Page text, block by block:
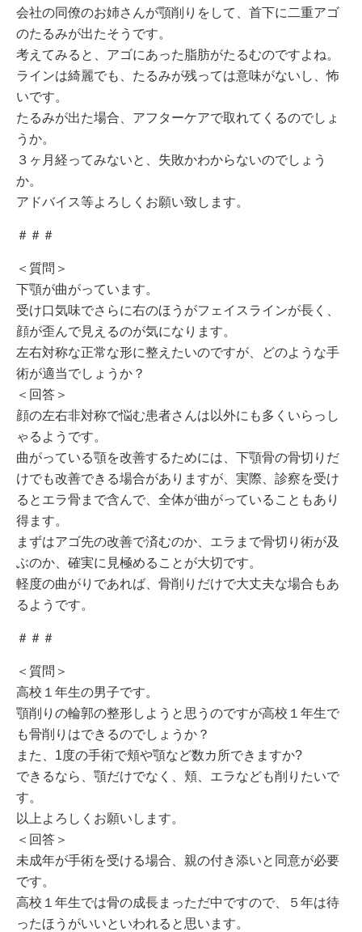
会社の同僚のお姉さんが顎削りをして、首下に二重アゴ
のたるみが出たそうです。
考えてみると、アゴにあった脂肪がたるむのですよね。
ラインは綺麗でも、たるみが残っては意味がないし、怖
いです。
たるみが出た場合、アフターケアで取れてくるのでしょ
うか。
３ヶ月経ってみないと、失敗かわからないのでしょう
か。
アドバイス等よろしくお願い致します。
＃＃＃
＜質問＞
下顎が曲がっています。
受け口気味でさらに右のほうがフェイスラインが長く、
顔が歪んで見えるのが気になります。
左右対称な正常な形に整えたいのですが、どのような手
術が適当でしょうか？
＜回答＞
顔の左右非対称で悩む患者さんは以外にも多くいらっし
ゃるようです。
曲がっている顎を改善するためには、下顎骨の骨切りだ
けでも改善できる場合がありますが、実際、診察を受け
るとエラ骨まで含んで、全体が曲がっていることもあり
得ます。
まずはアゴ先の改善で済むのか、エラまで骨切り術が及
ぶのか、確実に見極めることが大切です。
軽度の曲がりであれば、骨削りだけで大丈夫な場合もあ
るようです。
＃＃＃
＜質問＞
高校１年生の男子です。
顎削りの輪郭の整形しようと思うのですが高校１年生で
も骨削りはできるのでしょうか？
また、1度の手術で頬や顎など数カ所できますか?
できるなら、顎だけでなく、頬、エラなども削りたいで
す。
以上よろしくお願いします。
＜回答＞
未成年が手術を受ける場合、親の付き添いと同意が必要
です。
高校１年生では骨の成長まっただ中ですので、５年は待
ったほうがいいといわれると思います。